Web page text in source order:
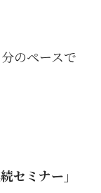
のペースで
セミナー」